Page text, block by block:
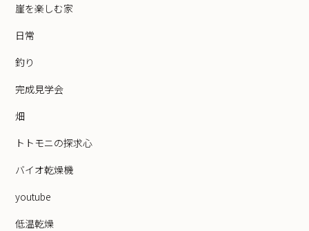
崖を楽しむ家
日常
釣り
完成見学会
畑
トトモニの探求心
バイオ乾燥機
youtube
低温乾燥